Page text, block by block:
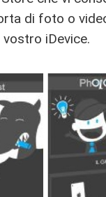
di foto o
iDevice.